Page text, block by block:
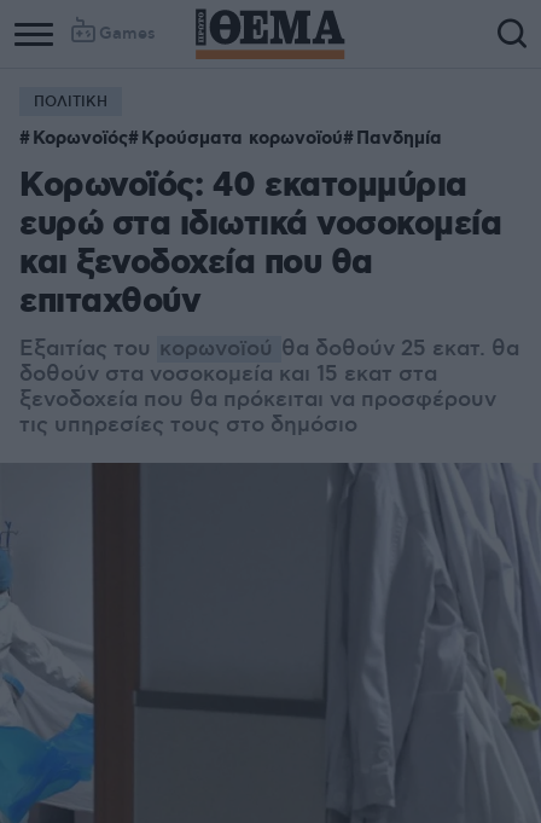
Games
ΠΟΛΙΤΙΚΗ
Κορωνοϊός Κρούσματα κορωνοϊού Πανδημία
Kορωνοϊός: 40 εκατομμύρια
ευρώ στα ιδιωτικά νοσοκομεία
και ξενοδοχεία που θα
επιταχθούν
Εξαιτίας του κορωνοϊού θα δοθούν 25 εκατ. θα
δοθούν στα νοσοκομεία και 15 εκατ στα
ξενοδοχεία που θα πρόκειται να προσφέρουν
τις υπηρεσίες τους στο δημόσιο